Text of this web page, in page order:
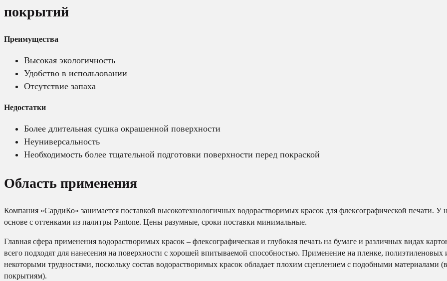
покрытий
Преимущества
Высокая экологичность
Удобство в использовании
Отсутствие запаха
Недостатки
Более длительная сушка окрашенной поверхности
Неуниверсальность
Необходимость более тщательной подготовки поверхности перед покраской
Область применения
Компания «СардиКо» занимается поставкой высокотехнологичных водорастворимых красок для флексографической печати.
основе с оттенками из палитры Pantone. Цены разумные, сроки поставки минимальные.
Главная сфера применения водорастворимых красок – флексографическая и глубокая печать на бумаге и различных видах
всего подходят для нанесения на поверхности с хорошей впитываемой способностью. Применение на пленке,
некоторыми трудностями, поскольку состав водорастворимых красок обладает плохим сцеплением с подобными материалами
покрытиям).